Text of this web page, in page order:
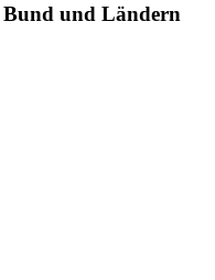
Bund und Ländern